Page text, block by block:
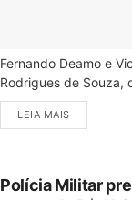
Fernando Deamo e
Rodrigues de Souza,
LEIA MAIS
Polícia Militar